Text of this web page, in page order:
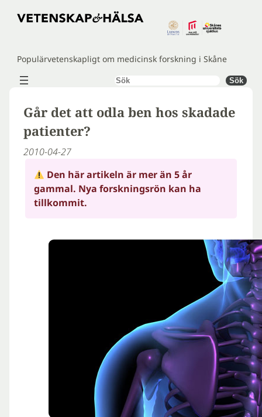
Hoppa
Populärvetenskapligt om medicinsk forskning i Skåne
Sök Sök
Går det att odla ben hos skadade
patienter?
2010-04-27
Den här artikeln är mer än 5 år
gammal. Nya forskningsrön kan ha
tillkommit.